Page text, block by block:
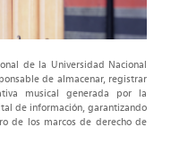
de la Universidad Nacional
de almacenar, registrar
musical generada por la
de información, garantizando
de los marcos de derecho de